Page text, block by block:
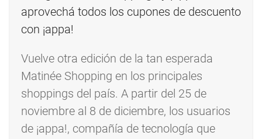
Vuelve otra edición de la tan esperada
Matinée Shopping en los principales
shoppings del país. A partir del 25 de
noviembre al 8 de diciembre, los usuarios
de ¡appa!, compañía de tecnología que